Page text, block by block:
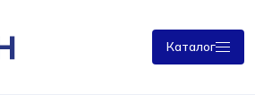
Каталог